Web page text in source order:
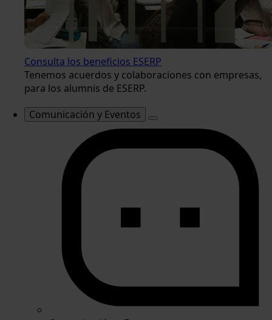
Consulta los beneficios ESERP
Tenemos acuerdos y colaboraciones con empresas,
para los alumnis de ESERP.
Comunicación y Eventos